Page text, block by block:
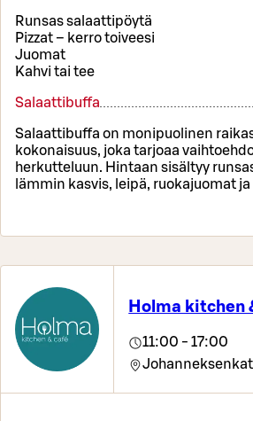
Runsas salaattipöytä
Pizzat – kerro toiveesi
Juomat
Kahvi tai tee
Salaattibuffa
Salaattibuffa on monipuolinen
kokonaisuus, joka tarjoaa
herkutteluun. Hintaan sisältyy
lämmin kasvis, leipä, ruokajuomat
Holma kitchen
11:00 - 17:00